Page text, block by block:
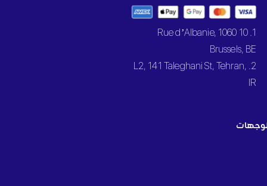
1. 10 Rue d’Albanie, 1060
Brussels, BE
2. L2, 141 Taleghani St, Tehran,
IR